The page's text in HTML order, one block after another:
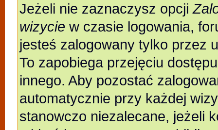
Jeżeli nie zaznaczysz opcji
wizycie w czasie logowania,
jesteś zalogowany tylko przez
To zapobiega przejęciu
innego. Aby pozostać
automatycznie przy każdej
stanowczo niezalecane, jeżeli